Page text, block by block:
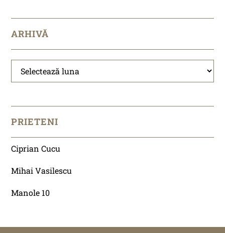
ARHIVĂ
Arhivă
PRIETENI
Ciprian Cucu
Mihai Vasilescu
Manole 10